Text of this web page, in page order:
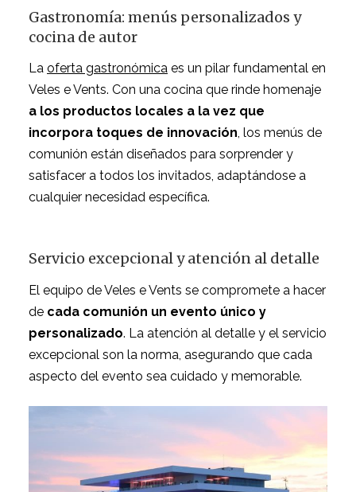
Gastronomía: menús personalizados y
cocina de autor
La oferta gastronómica es un pilar fundamental en
Veles e Vents. Con una cocina que rinde homenaje
a los productos locales a la vez que
incorpora toques de innovación, los menús de
comunión están diseñados para sorprender y
satisfacer a todos los invitados, adaptándose a
cualquier necesidad específica.
Servicio excepcional y atención al detalle
El equipo de Veles e Vents se compromete a hacer
de cada comunión un evento único y
personalizado. La atención al detalle y el servicio
excepcional son la norma, asegurando que cada
aspecto del evento sea cuidado y memorable.